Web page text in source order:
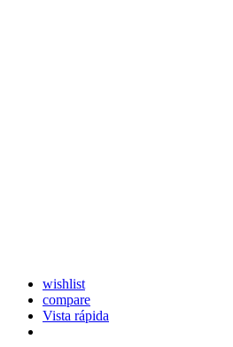
wishlist
compare
Vista rápida